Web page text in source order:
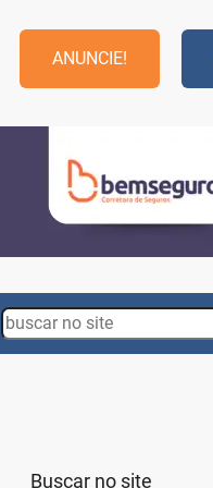
ANUNCIE!
Search
Buscar no site